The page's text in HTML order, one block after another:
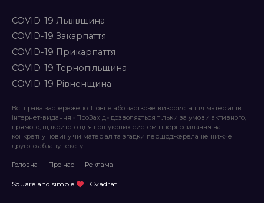
COVID-19 Львівщина
COVID-19 Закарпаття
COVID-19 Прикарпаття
COVID-19 Тернопільщина
COVID-19 Рівненщина
Всі права застережено. Повне або часткове використання матеріалів
інтернет-видання «ПроЗахід» дозволяється тільки за умови активного,
прямого, відкритого для пошукових систем гіперпосилання на
конкретну новину чи матеріал та згадки першоджерела не нижче
другого абзацу тексту.
Головна Про нас Реклама
Square and simple | Cvadrat